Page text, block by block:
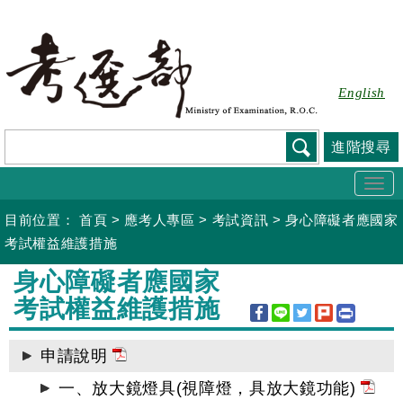
要
容
English
進階搜尋
目前位置： 首頁 > 應考人專區 > 考試資訊 >身心障礙者應國家
考試權益維護措施
:::
身心障礙者應國家
考試權益維護措施
申請說明
一、放大鏡燈具(視障燈，具放大鏡功能)